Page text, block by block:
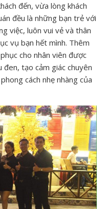
đến, vừa lòng khách
đều là những bạn trẻ với
việc, luôn vui vẻ và thân
vụ bạn hết mình. Thêm
cho nhân viên được
tạo cảm giác chuyên
cách nhẹ nhàng của